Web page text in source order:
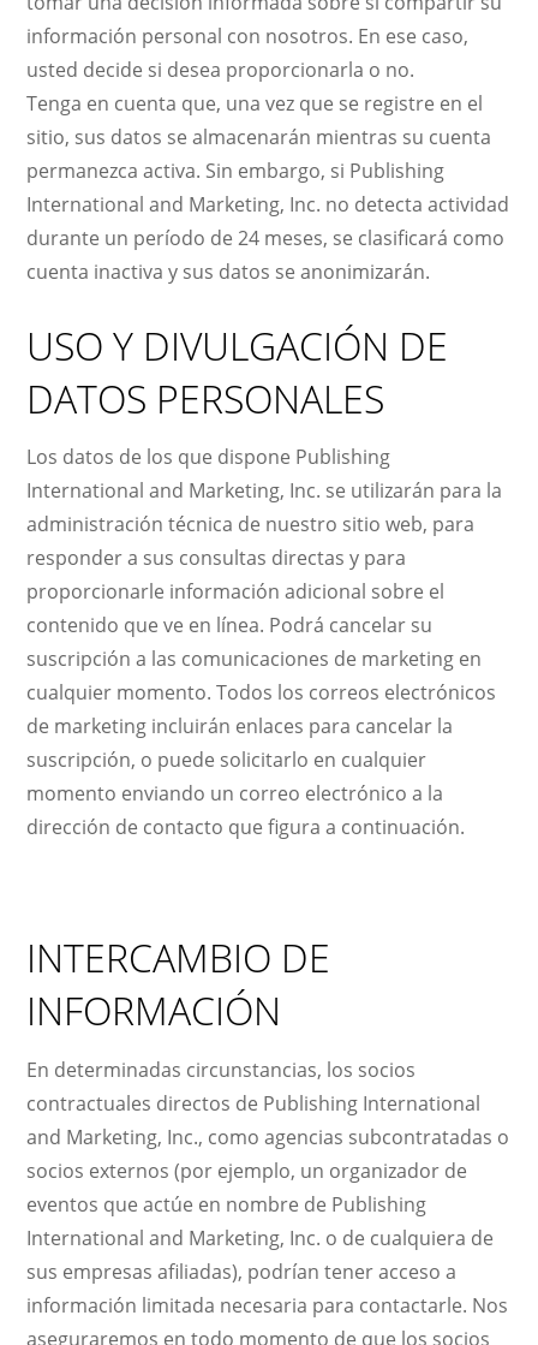
información personal con nosotros. En ese caso,
usted decide si desea proporcionarla o no.
Tenga en cuenta que, una vez que se registre en el
sitio, sus datos se almacenarán mientras su cuenta
permanezca activa. Sin embargo, si Publishing
International and Marketing, Inc. no detecta actividad
durante un período de 24 meses, se clasificará como
cuenta inactiva y sus datos se anonimizarán.
USO Y DIVULGACIÓN DE
DATOS PERSONALES
Los datos de los que dispone Publishing
International and Marketing, Inc. se utilizarán para la
administración técnica de nuestro sitio web, para
responder a sus consultas directas y para
proporcionarle información adicional sobre el
contenido que ve en línea. Podrá cancelar su
suscripción a las comunicaciones de marketing en
cualquier momento. Todos los correos electrónicos
de marketing incluirán enlaces para cancelar la
suscripción, o puede solicitarlo en cualquier
momento enviando un correo electrónico a la
dirección de contacto que figura a continuación.
INTERCAMBIO DE
INFORMACIÓN
En determinadas circunstancias, los socios
contractuales directos de Publishing International
and Marketing, Inc., como agencias subcontratadas o
socios externos (por ejemplo, un organizador de
eventos que actúe en nombre de Publishing
International and Marketing, Inc. o de cualquiera de
sus empresas afiliadas), podrían tener acceso a
información limitada necesaria para contactarle. Nos
aseguraremos en todo momento de que los socios